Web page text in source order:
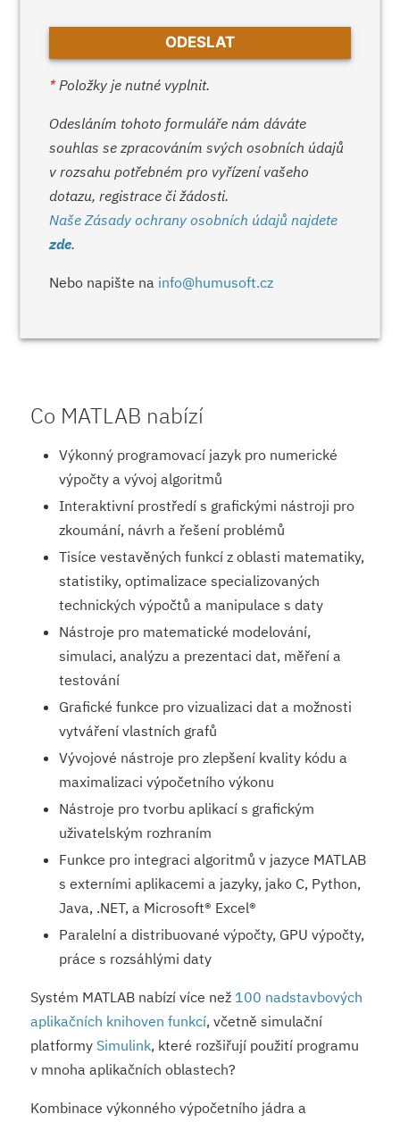
*Položky je nutné vyplnit.
Odesláním tohoto formuláře nám dáváte
souhlas se zpracováním svých osobních údajů
v rozsahu potřebném pro vyřízení vašeho
dotazu, registrace či žádosti.
Naše Zásady ochrany osobních údajů najdete
zde.
Nebo napište na info@humusoft.cz
Co MATLAB nabízí
Výkonný programovací jazyk pro numerické
výpočty a vývoj algoritmů
Interaktivní prostředí s grafickými nástroji pro
zkoumání, návrh a řešení problémů
Tisíce vestavěných funkcí z oblasti matematiky,
statistiky, optimalizace specializovaných
technických výpočtů a manipulace s daty
Nástroje pro matematické modelování,
simulaci, analýzu a prezentaci dat, měření a
testování
Grafické funkce pro vizualizaci dat a možnosti
vytváření vlastních grafů
Vývojové nástroje pro zlepšení kvality kódu a
maximalizaci výpočetního výkonu
Nástroje pro tvorbu aplikací s grafickým
uživatelským rozhraním
Funkce pro integraci algoritmů v jazyce MATLAB
s externími aplikacemi a jazyky, jako C, Python,
Java, .NET, a Microsoft® Excel®
Paralelní a distribuované výpočty, GPU výpočty,
práce s rozsáhlými daty
Systém MATLAB nabízí více než 100 nadstavbových
aplikačních knihoven funkcí, včetně simulační
platformy Simulink, které rozšiřují použití programu
v mnoha aplikačních oblastech?
Kombinace výkonného výpočetního jádra a